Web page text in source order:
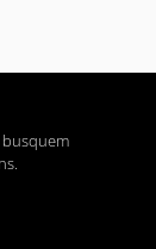
busquem